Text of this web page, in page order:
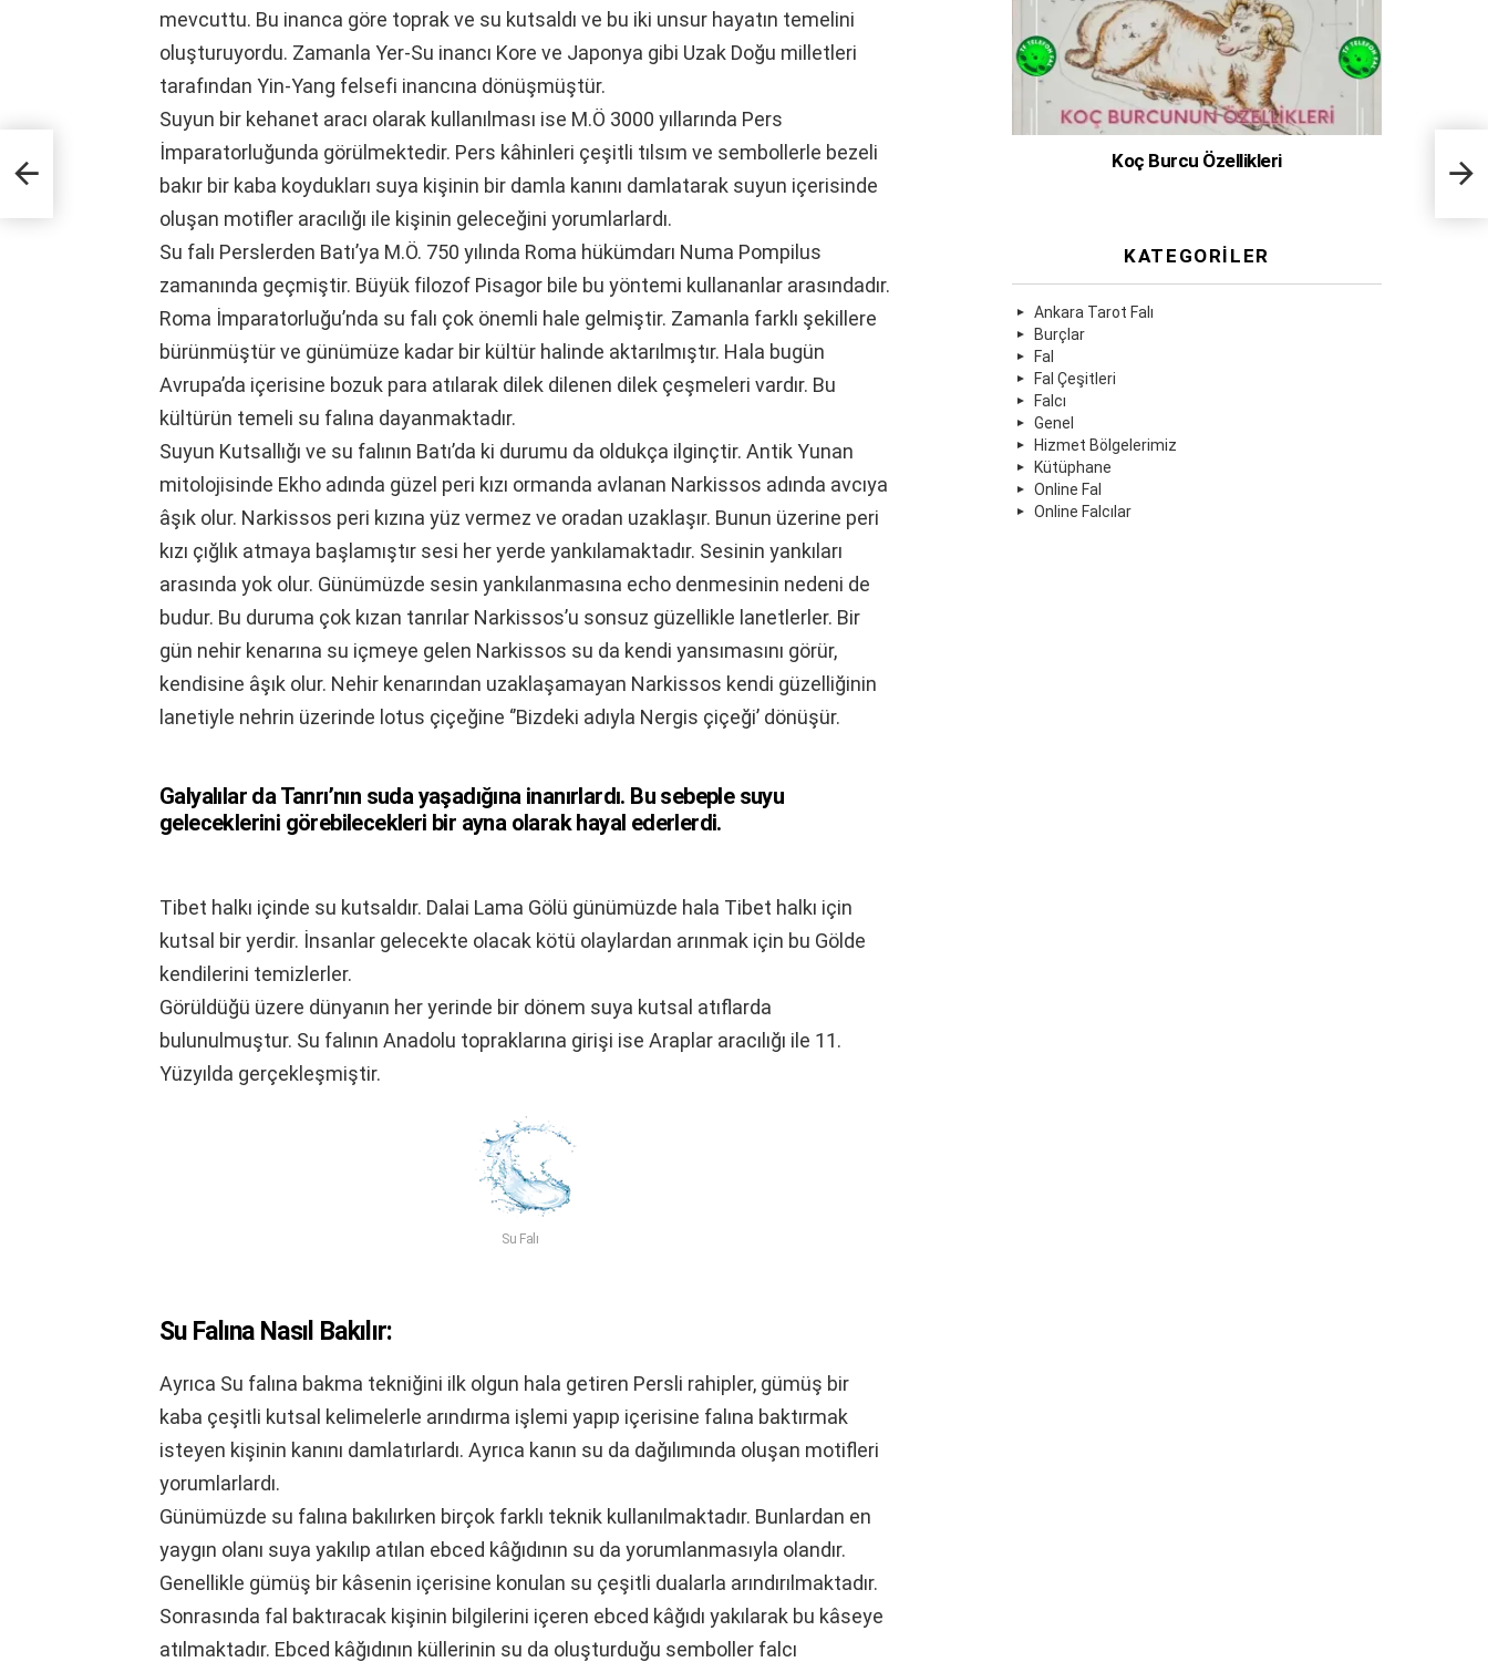
mevcuttu. Bu inanca göre toprak ve su kutsaldı ve bu iki unsur hayatın temelini
oluşturuyordu. Zamanla Yer-Su inancı Kore ve Japonya gibi Uzak Doğu milletleri
tarafından Yin-Yang felsefi inancına dönüşmüştür.
Suyun bir kehanet aracı olarak kullanılması ise M.Ö 3000 yıllarında Pers
İmparatorluğunda görülmektedir. Pers kâhinleri çeşitli tılsım ve sembollerle bezeli
bakır bir kaba koydukları suya kişinin bir damla kanını damlatarak suyun içerisinde
oluşan motifler aracılığı ile kişinin geleceğini yorumlarlardı.
Su falı Perslerden Batı’ya M.Ö. 750 yılında Roma hükümdarı Numa Pompilus
zamanında geçmiştir. Büyük filozof Pisagor bile bu yöntemi kullananlar arasındadır.
Roma İmparatorluğu’nda su falı çok önemli hale gelmiştir. Zamanla farklı şekillere
bürünmüştür ve günümüze kadar bir kültür halinde aktarılmıştır. Hala bugün
Avrupa’da içerisine bozuk para atılarak dilek dilenen dilek çeşmeleri vardır. Bu
kültürün temeli su falına dayanmaktadır.
Suyun Kutsallığı ve su falının Batı’da ki durumu da oldukça ilginçtir. Antik Yunan
mitolojisinde Ekho adında güzel peri kızı ormanda avlanan Narkissos adında avcıya
âşık olur. Narkissos peri kızına yüz vermez ve oradan uzaklaşır. Bunun üzerine peri
kızı çığlık atmaya başlamıştır sesi her yerde yankılamaktadır. Sesinin yankıları
arasında yok olur. Günümüzde sesin yankılanmasına echo denmesinin nedeni de
budur. Bu duruma çok kızan tanrılar Narkissos’u sonsuz güzellikle lanetlerler. Bir
gün nehir kenarına su içmeye gelen Narkissos su da kendi yansımasını görür,
kendisine âşık olur. Nehir kenarından uzaklaşamayan Narkissos kendi güzelliğinin
lanetiyle nehrin üzerinde lotus çiçeğine ‘’Bizdeki adıyla Nergis çiçeği’ dönüşür.
Galyalılar da Tanrı’nın suda yaşadığına inanırlardı. Bu sebeple suyu
geleceklerini görebilecekleri bir ayna olarak hayal ederlerdi.
Tibet halkı içinde su kutsaldır. Dalai Lama Gölü günümüzde hala Tibet halkı için
kutsal bir yerdir. İnsanlar gelecekte olacak kötü olaylardan arınmak için bu Gölde
kendilerini temizlerler.
Görüldüğü üzere dünyanın her yerinde bir dönem suya kutsal atıflarda
bulunulmuştur. Su falının Anadolu topraklarına girişi ise Araplar aracılığı ile 11.
Yüzyılda gerçekleşmiştir.
Su Falı
Su Falına Nasıl Bakılır:
Ayrıca Su falına bakma tekniğini ilk olgun hala getiren Persli rahipler, gümüş bir
kaba çeşitli kutsal kelimelerle arındırma işlemi yapıp içerisine falına baktırmak
isteyen kişinin kanını damlatırlardı. Ayrıca kanın su da dağılımında oluşan motifleri
yorumlarlardı.
Günümüzde su falına bakılırken birçok farklı teknik kullanılmaktadır. Bunlardan en
yaygın olanı suya yakılıp atılan ebced kâğıdının su da yorumlanmasıyla olandır.
Genellikle gümüş bir kâsenin içerisine konulan su çeşitli dualarla arındırılmaktadır.
Sonrasında fal baktıracak kişinin bilgilerini içeren ebced kâğıdı yakılarak bu kâseye
atılmaktadır. Ebced kâğıdının küllerinin su da oluşturduğu semboller falcı
Koç Burcu Özellikleri
KATEGORILER
Ankara Tarot Falı
Burçlar
Fal
Fal Çeşitleri
Falcı
Genel
Hizmet Bölgelerimiz
Kütüphane
Online Fal
Online Falcılar